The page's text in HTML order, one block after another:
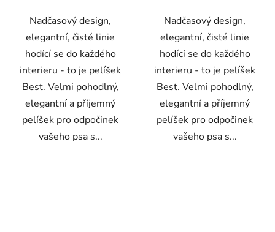
Nadčasový design,
elegantní, čisté linie
hodící se do každého
interieru - to je pelíšek
Best. Velmi pohodlný,
elegantní a příjemný
pelíšek pro odpočinek
vašeho psa s...
Nadčasový design,
elegantní, čisté linie
hodící se do každého
interieru - to je pelíšek
Best. Velmi pohodlný,
elegantní a příjemný
pelíšek pro odpočinek
vašeho psa s...